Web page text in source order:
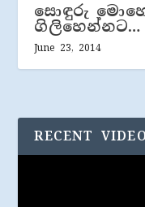
සොඳුරු
ගිලිහෙන්නට…
June 23, 2014
RECENT